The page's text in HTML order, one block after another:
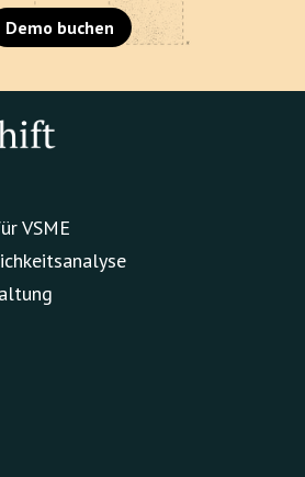
Demo buchen
VSME